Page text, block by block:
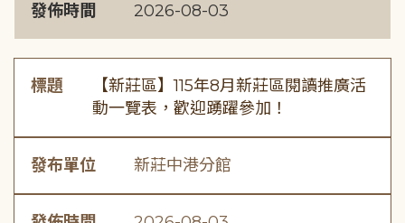
發佈時間 2026-08-03
標題
【新莊區】115年8月新莊區閱讀推廣活
動一覽表，歡迎踴躍參加！
發布單位 新莊中港分館